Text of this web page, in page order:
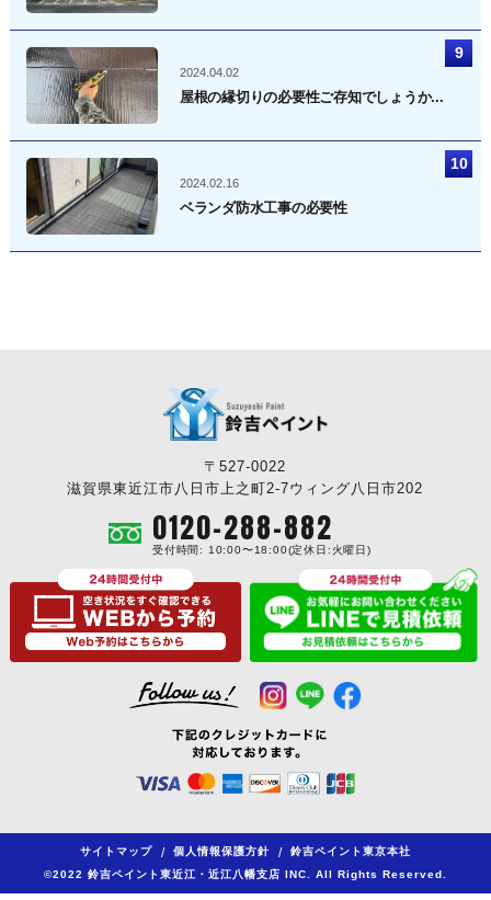
2024.04.02
屋根の縁切りの必要性ご存知でしょうか...
2024.02.16
ベランダ防水工事の必要性
〒527-0022
滋賀県東近江市八日市上之町2-7ウィング八日市202
0120-288-882
受付時間: 10:00〜18:00(定休日:火曜日)
サイトマップ / 個人情報保護方針 /
鈴吉ペイント東京本社
©2022 鈴吉ペイント東近江・近江八幡支店 INC. All Rights Reserved.